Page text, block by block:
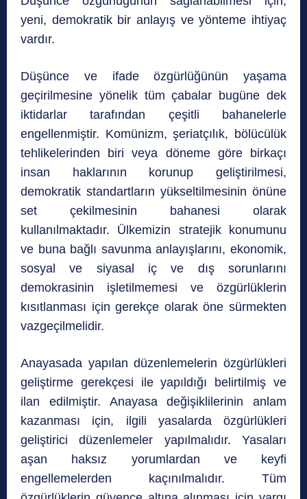
yeni, demokratik bir anlayış ve yönteme ihtiyaç
vardır.
Düşünce ve ifade özgürlüğünün yaşama
geçirilmesine yönelik tüm çabalar bugüne dek
iktidarlar tarafından çeşitli bahanelerle
engellenmiştir. Komünizm, şeriatçılık, bölücülük
tehlikelerinden biri veya döneme göre birkaçı
insan haklarının korunup geliştirilmesi,
demokratik standartların yükseltilmesinin önüne
set çekilmesinin bahanesi olarak
kullanılmaktadır. Ülkemizin stratejik konumunu
ve buna bağlı savunma anlayışlarını, ekonomik,
sosyal ve siyasal iç ve dış sorunlarını
demokrasinin işletilmemesi ve özgürlüklerin
kısıtlanması için gerekçe olarak öne sürmekten
vazgeçilmelidir.
Anayasada yapılan düzenlemelerin özgürlükleri
geliştirme gerekçesi ile yapıldığı belirtilmiş ve
ilan edilmiştir. Anayasa değişiklilerinin anlam
kazanması için, ilgili yasalarda özgürlükleri
geliştirici düzenlemeler yapılmalıdır. Yasaları
aşan haksız yorumlardan ve keyfi
engellemelerden kaçınılmalıdır. Tüm